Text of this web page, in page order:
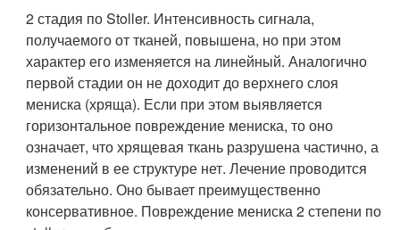
2 стадия по Stoller. Интенсивность сигнала,
получаемого от тканей, повышена, но при этом
характер его изменяется на линейный. Аналогично
первой стадии он не доходит до верхнего слоя
мениска (хряща). Если при этом выявляется
горизонтальное повреждение мениска, то оно
означает, что хрящевая ткань разрушена частично, а
изменений в ее структуре нет. Лечение проводится
обязательно. Оно бывает преимущественно
консервативное. Повреждение мениска 2 степени по